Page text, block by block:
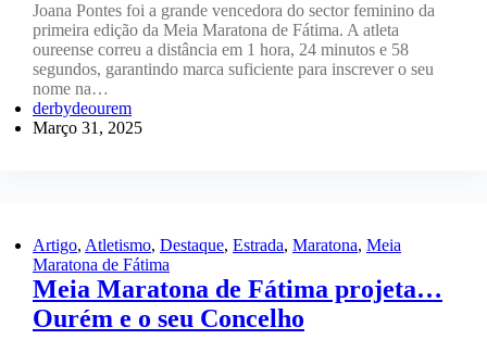
Joana Pontes foi a grande vencedora do sector feminino da
primeira edição da Meia Maratona de Fátima. A atleta
oureense correu a distância em 1 hora, 24 minutos e 58
segundos, garantindo marca suficiente para inscrever o seu
nome na…
derbydeourem
Março 31, 2025
Artigo, Atletismo, Destaque, Estrada, Maratona, Meia
Maratona de Fátima
Meia Maratona de Fátima projeta…
Ourém e o seu Concelho